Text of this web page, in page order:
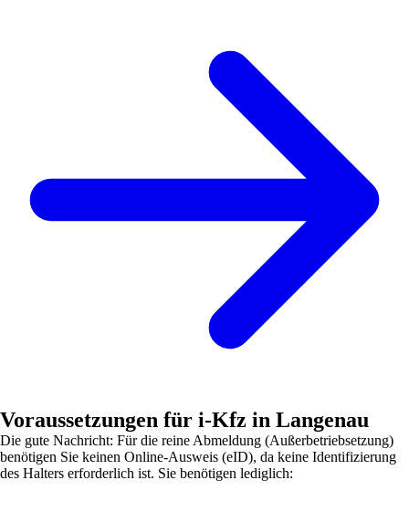
Voraussetzungen für i-Kfz in Langenau
Die gute Nachricht: Für die reine Abmeldung (Außerbetriebsetzung)
benötigen Sie keinen Online-Ausweis (eID), da keine Identifizierung
des Halters erforderlich ist. Sie benötigen lediglich: